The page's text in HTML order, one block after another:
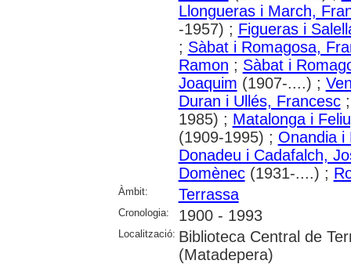
Llongueras i March,
-1957) ; Figueras i
; Sàbat i Romagosa,
Ramon ; Sàbat i
Joaquim (1907-....) ;
Duran i Ullés, Francesc
1985) ; Matalonga i
(1909-1995) ; Onandia i
Donadeu i Cadafalch,
Domènec(1931-....) ;
Àmbit: Terrassa
Cronologia: 1900 - 1993
Localització: Biblioteca Central de
(Matadepera)